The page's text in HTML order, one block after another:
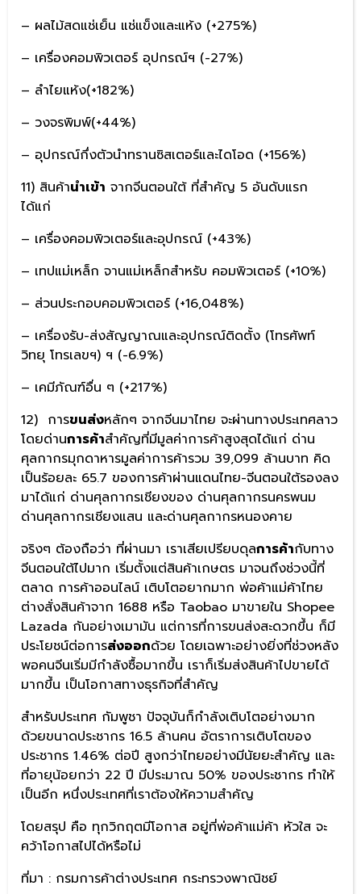
– ผลไม้สดแช่เย็น แช่แข็งและแห้ง (+275%)
– เครื่องคอมพิวเตอร์ อุปกรณ์ฯ (-27%)
– ลำไยแห้ง(+182%)
– วงจรพิมพ์(+44%)
– อุปกรณ์กึ่งตัวนำทรานซิสเตอร์และไดโอด (+156%)
11) สินค้านำเข้า จากจีนตอนใต้ ที่สำคัญ 5 อันดับแรก
ได้แก่
– เครื่องคอมพิวเตอร์และอุปกรณ์ (+43%)
– เทปแม่เหล็ก จานแม่เหล็กสำหรับ คอมพิวเตอร์ (+10%)
– ส่วนประกอบคอมพิวเตอร์ (+16,048%)
– เครื่องรับ-ส่งสัญญาณและอุปกรณ์ติดตั้ง (โทรศัพท์
วิทยุ โทรเลขฯ) ฯ (-6.9%)
– เคมีภัณฑ์อื่น ๆ (+217%)
12) การขนส่งหลักๆ จากจีนมาไทย จะผ่านทางประเทศลาว
โดยด่านการค้าสำคัญที่มีมูลค่าการค้าสูงสุดได้แก่ ด่าน
ศุลกากรมุกดาหารมูลค่าการค้ารวม 39,099 ล้านบาท คิด
เป็นร้อยละ 65.7 ของการค้าผ่านแดนไทย-จีนตอนใต้รองลง
มาได้แก่ ด่านศุลกากรเชียงของ ด่านศุลกากรนครพนม
ด่านศุลกากรเชียงแสน และด่านศุลกากรหนองคาย
จริงๆ ต้องถือว่า ที่ผ่านมา เราเสียเปรียบดุลการค้ากับทาง
จีนตอนใต้ไปมาก เริ่มตั้งแต่สินค้าเกษตร มาจนถึงช่วงนี้ที่
ตลาด การค้าออนไลน์ เติบโตอยากมาก พ่อค้าแม่ค้าไทย
ต่างสั่งสินค้าจาก 1688 หรือ Taobao มาขายใน Shopee
Lazada กันอย่างเมามัน แต่การที่การขนส่งสะดวกขึ้น ก็มี
ประโยชน์ต่อการส่งออกด้วย โดยเฉพาะอย่างยิ่งที่ช่วงหลัง
พอคนจีนเริ่มมีกำลังซื้อมากขึ้น เราก็เริ่มส่งสินค้าไปขายได้
มากขึ้น เป็นโอกาสทางธุรกิจที่สำคัญ
สำหรับประเทศ กัมพูชา ปัจจุบันก็กำลังเติบโตอย่างมาก
ด้วยขนาดประชากร 16.5 ล้านคน อัตราการเติบโตของ
ประชากร 1.46% ต่อปี สูงกว่าไทยอย่างมีนัยยะสำคัญ และ
ที่อายุน้อยกว่า 22 ปี มีประมาณ 50% ของประชากร ทำให้
เป็นอีก หนึ่งประเทศที่เราต้องให้ความสำคัญ
โดยสรุป คือ ทุกวิกฤตมีโอกาส อยู่ที่พ่อค้าแม่ค้า หัวใส จะ
คว้าโอกาสไปได้หรือไม่
ที่มา : กรมการค้าต่างประเทศ กระทรวงพาณิชย์